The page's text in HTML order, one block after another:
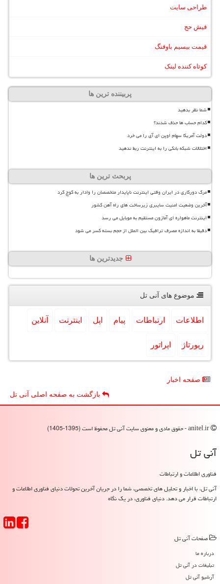
طراحی سایت
فیش حج
قیمت بیسیم باوفنگ
کوتاه کننده لینک
پربیننده ترین ها
شما نظر بدهید
کدام حساب ها حذف شدند؟
دولت آمریکا سهام اوپن ای آی را می خرد
اختلالات شبکه بانکی را به اینترنت ربط ندهید
پربحث ترین ها
مرگ دورکاری در ایران وقتی اینترنت ناپایدار متخصصان را وادار به کوچ کرد
آخرین وضعیت امنیت سایبری زیرساخت های راه آهن کشور
اینترنت ماهواره ای آمازون مستقیم به موبایل می رسد
دقیقا به اندازه مصرف ترافیک بین الملل از حجم بسته کسر می شود
جدیدترین ها
موضوع های آنی تل
اطلاعات ارتباطات پیام اپل اینترنت آنلاین
رپورتاژ اپراتور
صفحه اخبار
بازگشت به صفحه اصلی آنی تل
آنی تل
فناوری اطلاعات و ارتباطات
آنی تل، با اخبار و تحلیل های تخصصی، شما را در جریان آخرین تحولات دنیای فناوری اطلاعات و
ارتباطات قرار می دهد. دنیای فناوری، در یک نگاه
صفحات آنی تل
درباره ما
تبلیغات در آنی تل
آرشیو آنی تل